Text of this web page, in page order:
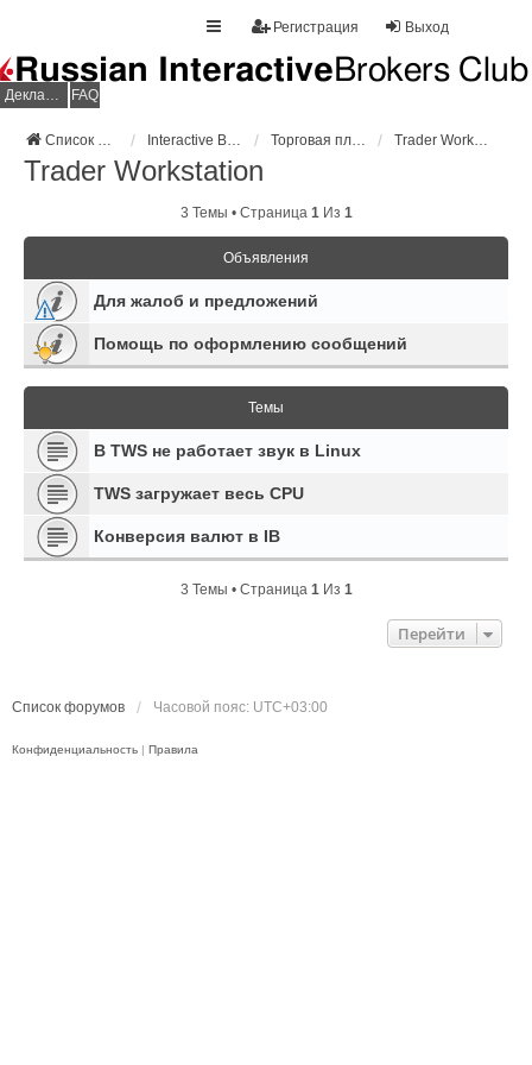
Выход
Регистрация
Декларация НДФЛ FAQ
Список форумов Interactive Brokers Торговая платформа Trader Workstation
Trader Workstation
3 Темы • Страница 1Из 1
Объявления
Для жалоб и предложений
Помощь по оформлению сообщений
Темы
В TWS не работает звук в Linux
TWS загружает весь CPU
Конверсия валют в IB
3 Темы • Страница 1Из 1
Перейти
Список форумов Часовой пояс: UTC+03:00
Конфиденциальность | Правила